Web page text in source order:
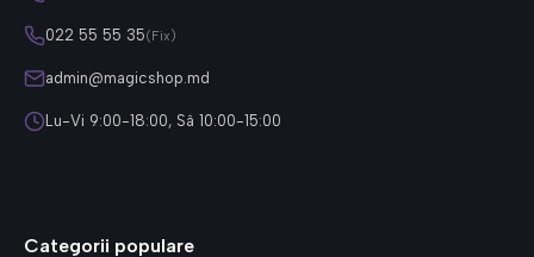
022 55 55 35(Fix)
admin@magicshop.md
Lu-Vi 9:00-18:00, Sâ 10:00-15:00
Categorii populare